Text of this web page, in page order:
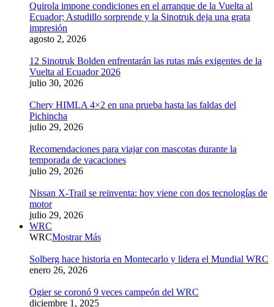
Quirola impone condiciones en el arranque de la Vuelta al
Ecuador; Astudillo sorprende y la Sinotruk deja una grata
impresión
agosto 2, 2026
12 Sinotruk Bolden enfrentarán las rutas más exigentes de la
Vuelta al Ecuador 2026
julio 30, 2026
Chery HIMLA 4×2 en una prueba hasta las faldas del
Pichincha
julio 29, 2026
Recomendaciones para viajar con mascotas durante la
temporada de vacaciones
julio 29, 2026
Nissan X-Trail se reinventa: hoy viene con dos tecnologías de
motor
julio 29, 2026
WRC
WRCMostrar Más
Solberg hace historia en Montecarlo y lidera el Mundial WRC
enero 26, 2026
Ogier se coronó 9 veces campeón del WRC
diciembre 1, 2025